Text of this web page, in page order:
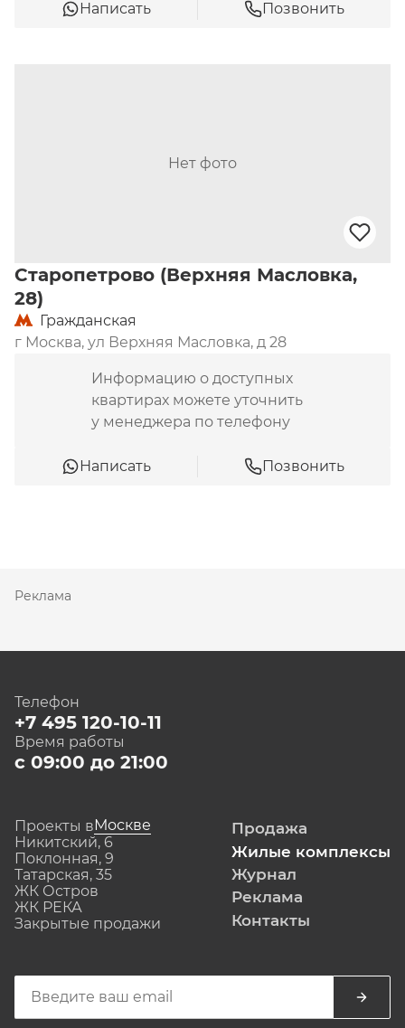
Написать Позвонить
Нет фото
Старопетрово (Верхняя Масловка,
28)
Гражданская
г Москва, ул Верхняя Масловка, д 28
Информацию о доступных
квартирах можете уточнить
у менеджера по телефону
Написать Позвонить
Реклама
Телефон
+7 495 120-10-11
Время работы
с 09:00 до 21:00
Проекты вМоскве
Никитский, 6
Поклонная, 9
Татарская, 35
ЖК Остров
ЖК РЕКА
Закрытые продажи
Продажа
Жилые комплексы
Журнал
Реклама
Контакты